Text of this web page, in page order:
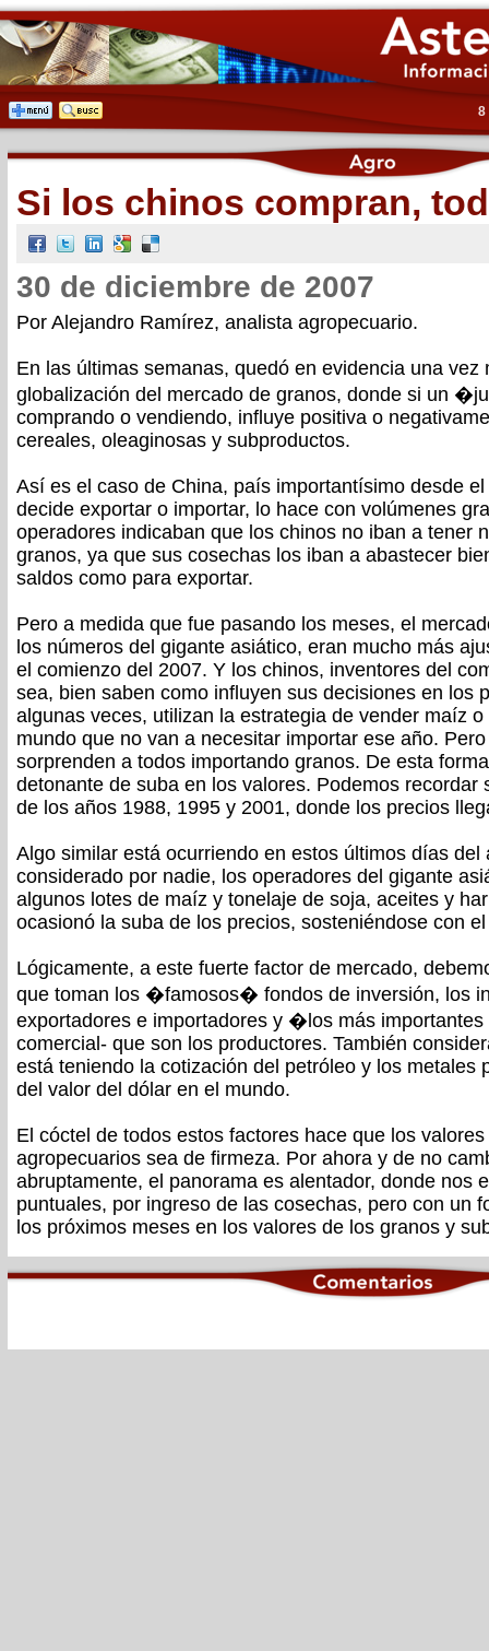
8
Si los chinos compran,
30 de diciembre de 2007
Por Alejandro Ramírez, analista agropecuario.
En las últimas semanas, quedó en evidencia una vez
globalización del mercado de granos, donde si un
comprando o vendiendo, influye positiva o
cereales, oleaginosas y subproductos.
Así es el caso de China, país importantísimo desde
decide exportar o importar, lo hace con volúmenes
operadores indicaban que los chinos no iban a tener
granos, ya que sus cosechas los iban a abastecer
saldos como para exportar.
Pero a medida que fue pasando los meses, el
los números del gigante asiático, eran mucho más
el comienzo del 2007. Y los chinos, inventores del
sea, bien saben como influyen sus decisiones en los
algunas veces, utilizan la estrategia de vender maíz
mundo que no van a necesitar importar ese año.
sorprenden a todos importando granos. De esta
detonante de suba en los valores. Podemos recordar
de los años 1988, 1995 y 2001, donde los precios
Algo similar está ocurriendo en estos últimos días del
considerado por nadie, los operadores del gigante
algunos lotes de maíz y tonelaje de soja, aceites y
ocasionó la suba de los precios, sosteniéndose con
Lógicamente, a este fuerte factor de mercado,
que toman los �famosos� fondos de inversión, los
exportadores e importadores y �los más
comercial- que son los productores. También
está teniendo la cotización del petróleo y los metales
del valor del dólar en el mundo.
El cóctel de todos estos factores hace que los
agropecuarios sea de firmeza. Por ahora y de no
abruptamente, el panorama es alentador, donde nos
puntuales, por ingreso de las cosechas, pero con un
los próximos meses en los valores de los granos y